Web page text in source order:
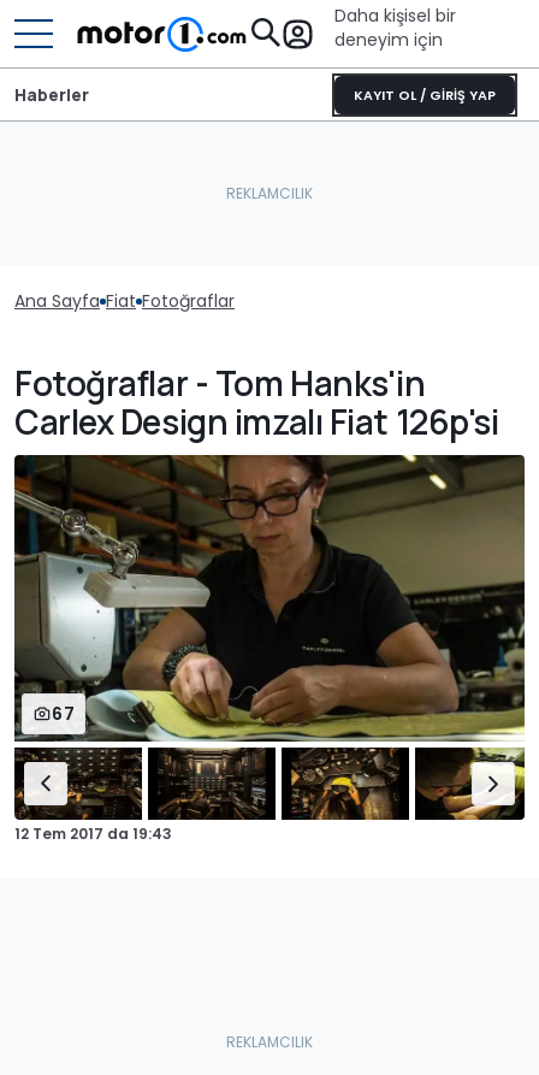
Daha kişisel bir
deneyim için
KAYIT OL / GİRİŞ YAP
Haberler
Ana Sayfa Fiat Fotoğraflar
Fotoğraflar - Tom Hanks'in
Carlex Design imzalı Fiat 126p'si
67
12 Tem 2017 da 19:43